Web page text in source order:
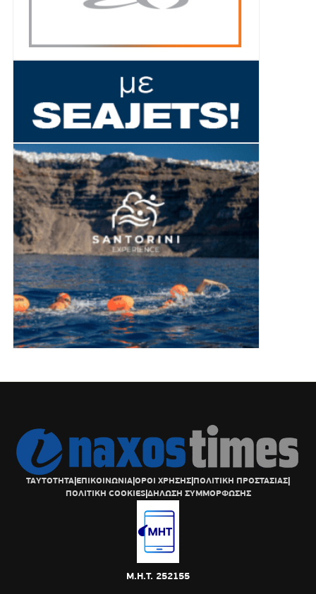
ΤΑΥΤΟΤΗΤΑ|ΕΠΙΚΟΙΝΩΝΙΑ|ΟΡΟΙ ΧΡΗΣΗΣ|ΠΟΛΙΤΙΚΗ ΠΡΟΣΤΑΣΙΑΣ|
ΠΟΛΙΤΙΚΗ COOKIES|ΔΗΛΩΣΗ ΣΥΜΜΟΡΦΩΣΗΣ
Μ.Η.Τ. 252155